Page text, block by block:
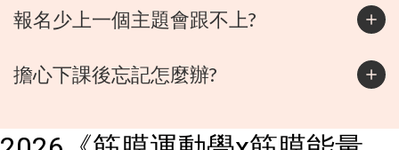
報名少上一個主題會跟不上?
擔心下課後忘記怎麼辦?